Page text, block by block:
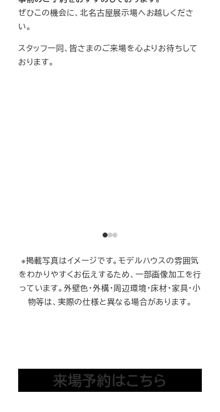
ぜひこの機会に、北名古屋展示場へお越しくださ
い。
スタッフ一同、皆さまのご来場を心よりお待ちして
おります。
※掲載写真はイメージです。モデルハウスの雰囲気
をわかりやすくお伝えするため、一部画像加工を行
っています。外壁色・外構・周辺環境・床材・家具・小
物等は、実際の仕様と異なる場合があります。
来場予約はこちら